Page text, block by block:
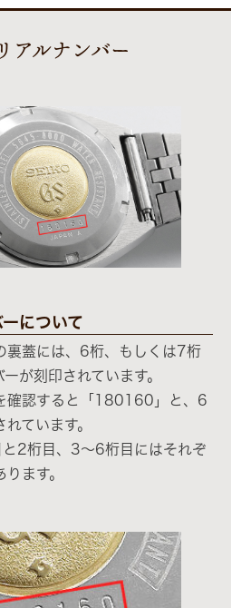
アルナンバー
について
裏蓋には、6桁、もしくは7桁
が刻印されています。
確認すると「180160」と、6
ています。
と2桁目、3～6桁目にはそれぞ
ます。